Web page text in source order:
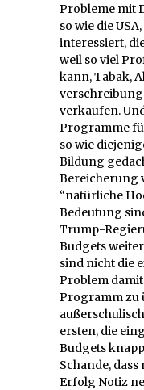
Probleme mit
so wie die
interessiert,
weil so viel
kann, Tabak,
verkaufen.
Programme
so wie
Bildung
Bereicherung
“natürliche
Bedeutung
Trump-
Budgets
sind nicht die
Problem
Programm zu
ersten, die
Budgets
Schande,
Erfolg Notiz